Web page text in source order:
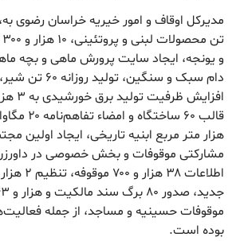
هزار متر مربع ابنیه تاریخی، ایجاد
مشارکتی موقوفات و بخش خصوصی در
موقوفات حسینیه و مساجد، از جمله
بوده است.